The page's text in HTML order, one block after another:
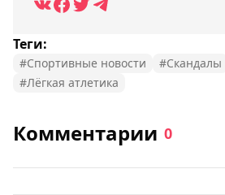
Теги:
#Спортивные новости #Скандалы
#Лёгкая атлетика
Комментарии 0